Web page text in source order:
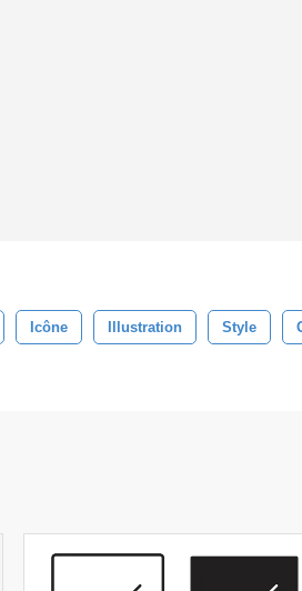
Icône Illustration Style